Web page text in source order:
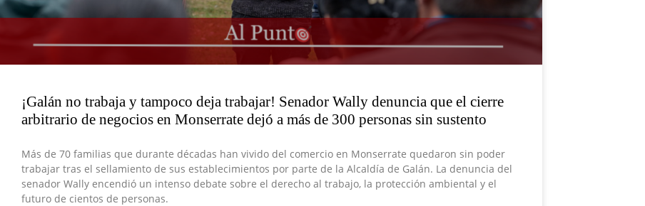
¡Galán no trabaja y tampoco deja trabajar! Senador Wally denuncia que el cierre
arbitrario de negocios en Monserrate dejó a más de 300 personas sin sustento
Más de 70 familias que durante décadas han vivido del comercio en Monserrate quedaron sin poder
trabajar tras el sellamiento de sus establecimientos por parte de la Alcaldía de Galán. La denuncia del
senador Wally encendió un intenso debate sobre el derecho al trabajo, la protección ambiental y el
futuro de cientos de personas.